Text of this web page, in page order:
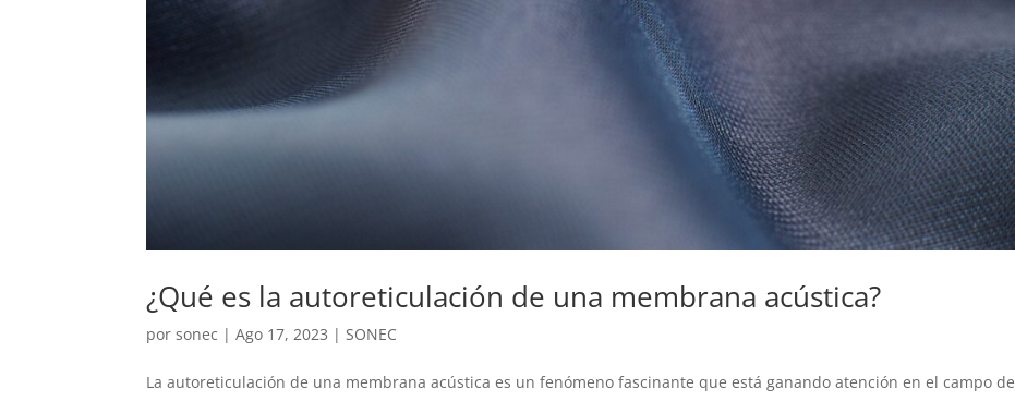
¿Qué es la autoreticulación de una membrana acústica?
porsonec |Ago 17, 2023 | SONEC
La autoreticulación de una membrana acústica es un fenómeno fascinante que está ganando atención en el campo de